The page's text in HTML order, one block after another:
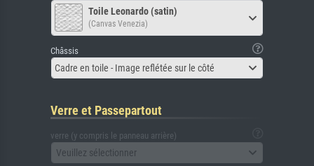
Toile Leonardo (satin)
(Canvas Venezia)
Châssis
Cadre en toile - Image reflétée sur le côté
Verre et Passepartout
verre (y compris le panneau arrière)
Veuillez sélectionner